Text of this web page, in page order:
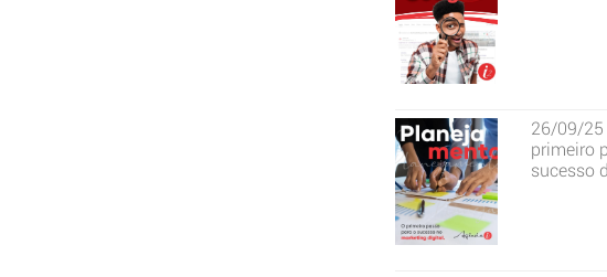
26/09/25
primeiro
sucesso